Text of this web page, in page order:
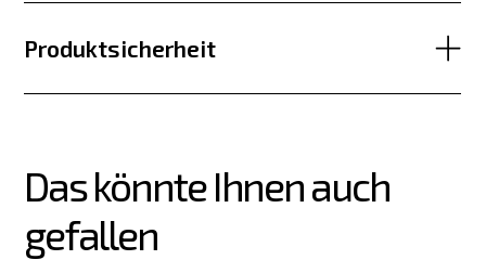
Produktsicherheit
Das könnte Ihnen auch
gefallen